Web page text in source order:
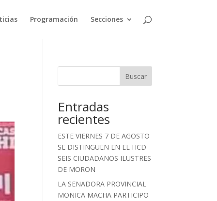
Programación Secciones
Buscar
Entradas
recientes
ESTE VIERNES 7 DE AGOSTO
SE DISTINGUEN EN EL HCD
SEIS CIUDADANOS ILUSTRES
DE MORON
LA SENADORA PROVINCIAL
MONICA MACHA PARTICIPO